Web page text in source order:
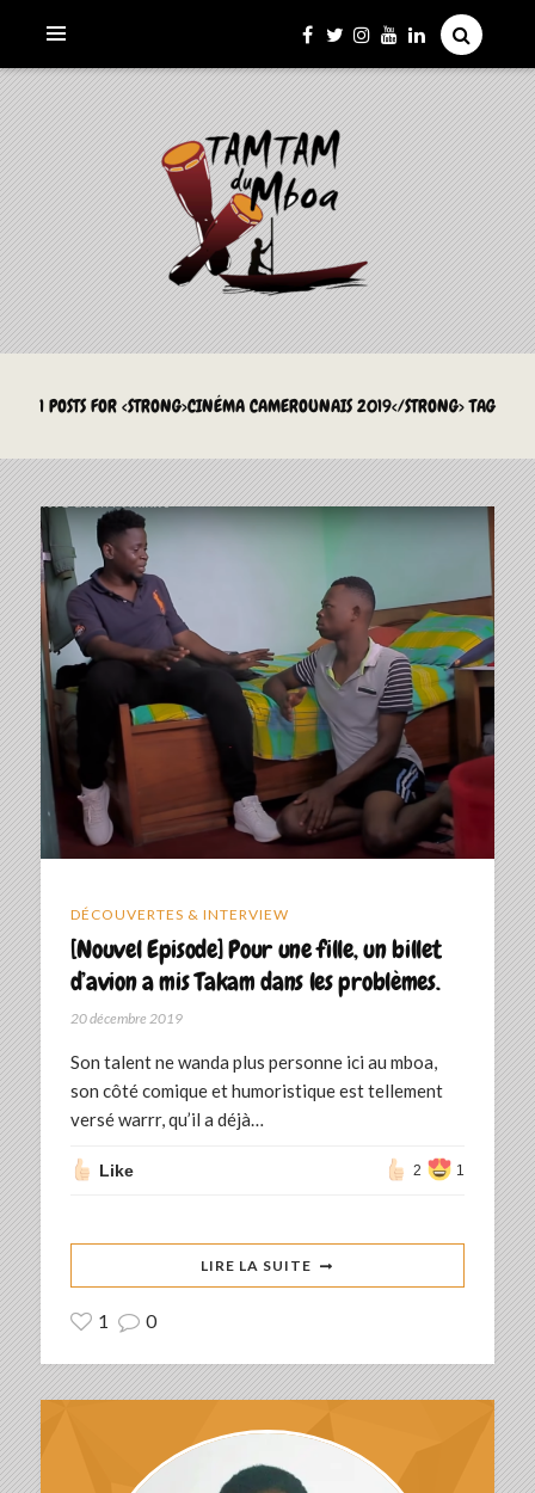
LE TAMTAM DU MBOA
La Culture du Mboa Dévoilée !
1 POSTS FOR <STRONG>CINÉMA CAMEROUNAIS 2019</STRONG> TAG
DÉCOUVERTES & INTERVIEW
[Nouvel Episode] Pour une fille, un billet
d’avion a mis Takam dans les problèmes.
20 décembre 2019
Son talent ne wanda plus personne ici au mboa,
son côté comique et humoristique est tellement
versé warrr, qu’il a déjà…
Like 2 1
LIRE LA SUITE
1 0